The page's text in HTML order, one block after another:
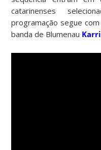
catarinenses
programação segue
banda de Blumenau